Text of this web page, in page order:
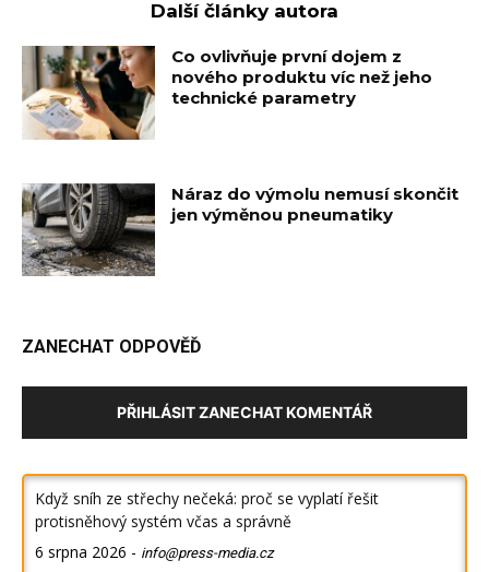
Další články autora
Co ovlivňuje první dojem z
nového produktu víc než jeho
technické parametry
Náraz do výmolu nemusí skončit
jen výměnou pneumatiky
ZANECHAT ODPOVĚĎ
PŘIHLÁSIT ZANECHAT KOMENTÁŘ
Když sníh ze střechy nečeká: proč se vyplatí řešit
protisněhový systém včas a správně
6 srpna 2026 - info@press-media.cz